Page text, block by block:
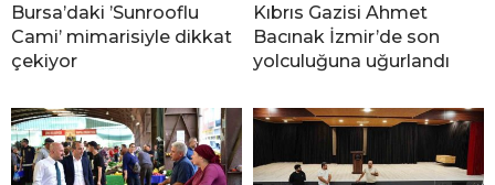
Bursa’daki ’Sunrooflu
Cami’ mimarisiyle dikkat
çekiyor
Kıbrıs Gazisi Ahmet
Bacınak İzmir’de son
yolculuğuna uğurlandı